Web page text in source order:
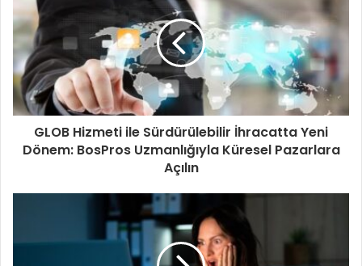
GLOB Hizmeti ile Sürdürülebilir İhracatta Yeni
Dönem: BosPros Uzmanlığıyla Küresel Pazarlara
Açılın